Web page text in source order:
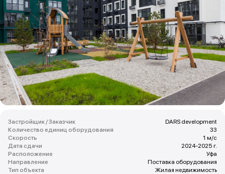
Застройщик / Заказчик
DARS development
Количество единиц оборудования
33
Скорость
1 м/с
Дата сдачи
2024-2025 г.
Расположение
Уфа
Направление
Поставка оборудования
Тип объекта
Жилая недвижимость